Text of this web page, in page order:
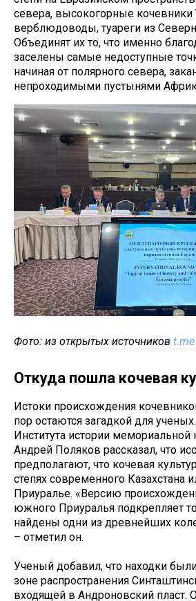
севера, высокогорные кочевники
верблюдоводы, туареги из
Объединят их то, что именно
заселены самые недоступные
начиная от полярного севера,
непроходимыми пустынями
Фото: из открытых источников t.me
Откуда пошла кочевая
Истоки происхождения
пор остаются загадкой для
Института истории
Андрей Поляков рассказал, что
предполагают, что кочевая
степях современного
Приуралье. «Версию
южного Приуралья подкрепляет
найдены одни из древнейших
– отметил он.
Ученый добавил, что находки
зоне распространения
входящей в Андроновский пласт.